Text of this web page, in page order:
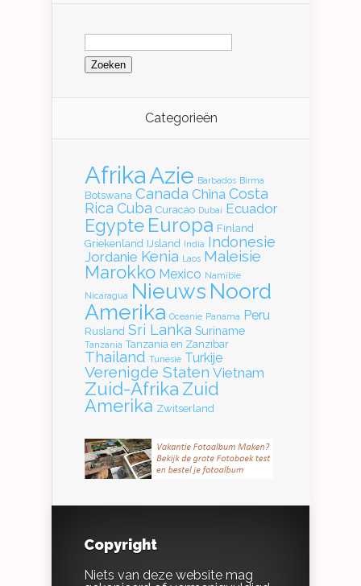
Zoeken
naar:
Categorieën
AfrikaAzie Barbados Birma
Botswana Canada China Costa
Rica Cuba Curacao Dubai Ecuador
Egypte Europa Finland
Griekenland IJsland India Indonesie
Jordanie Kenia Laos Maleisie
Marokko Mexico Namibie
Nicaragua Nieuws Noord
Amerika Oceanie Panama Peru
Rusland Sri Lanka Suriname
Tanzania Tanzania en Zanzibar
Thailand Tunesie Turkije
Verenigde Staten Vietnam
Zuid-Afrika Zuid
Amerika Zwitserland
Copyright
Niets van deze website mag